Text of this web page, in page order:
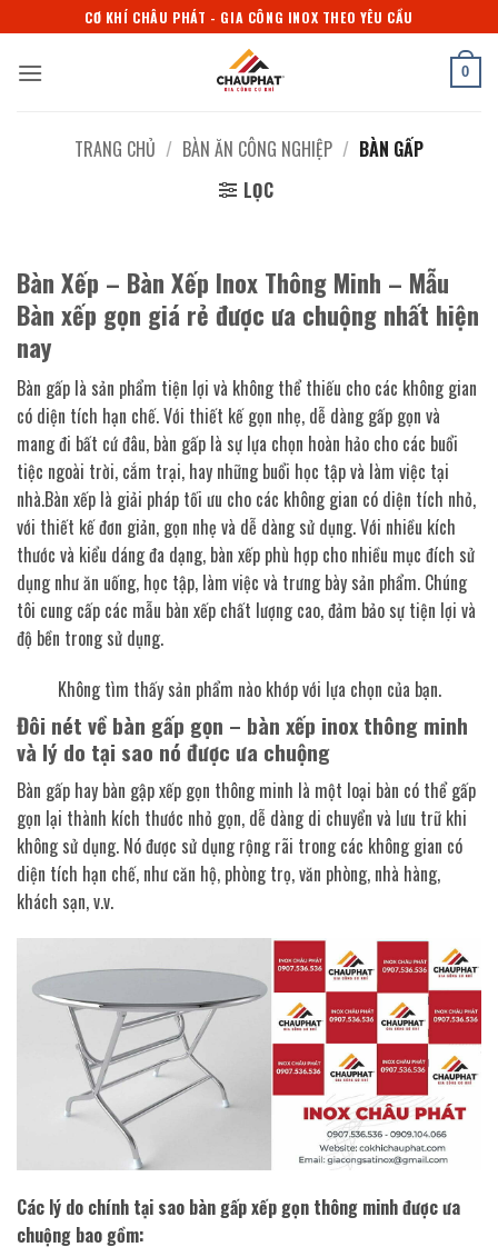
qua
CƠ KHÍ CHÂU PHÁT - GIA CÔNG INOX THEO YÊU CẦU
0
TRANG CHỦ / BÀN ĂN CÔNG NGHIỆP / BÀN GẤP
LỌC
Bàn Xếp – Bàn Xếp Inox Thông Minh – Mẫu
Bàn xếp gọn giá rẻ được ưa chuộng nhất hiện
nay
Bàn gấp là sản phẩm tiện lợi và không thể thiếu cho các không gian
có diện tích hạn chế. Với thiết kế gọn nhẹ, dễ dàng gấp gọn và
mang đi bất cứ đâu, bàn gấp là sự lựa chọn hoàn hảo cho các buổi
tiệc ngoài trời, cắm trại, hay những buổi học tập và làm việc tại
nhà.Bàn xếp là giải pháp tối ưu cho các không gian có diện tích nhỏ,
với thiết kế đơn giản, gọn nhẹ và dễ dàng sử dụng. Với nhiều kích
thước và kiểu dáng đa dạng, bàn xếp phù hợp cho nhiều mục đích sử
dụng như ăn uống, học tập, làm việc và trưng bày sản phẩm. Chúng
tôi cung cấp các mẫu bàn xếp chất lượng cao, đảm bảo sự tiện lợi và
độ bền trong sử dụng.
Không tìm thấy sản phẩm nào khớp với lựa chọn của bạn.
Đôi nét về bàn gấp gọn – bàn xếp inox thông minh
và lý do tại sao nó được ưa chuộng
Bàn gấp hay bàn gập xếp gọn thông minh là một loại bàn có thể gấp
gọn lại thành kích thước nhỏ gọn, dễ dàng di chuyển và lưu trữ khi
không sử dụng. Nó được sử dụng rộng rãi trong các không gian có
diện tích hạn chế, như căn hộ, phòng trọ, văn phòng, nhà hàng,
khách sạn, v.v.
Các lý do chính tại sao bàn gấp xếp gọn thông minh được ưa
chuộng bao gồm: